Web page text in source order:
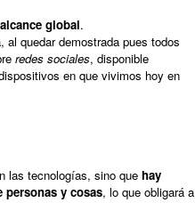
global.
quedar demostrada pues todos
redes sociales, disponible
en que vivimos hoy en
las tecnologías, sino que hay
personas y cosas, lo que obligará a